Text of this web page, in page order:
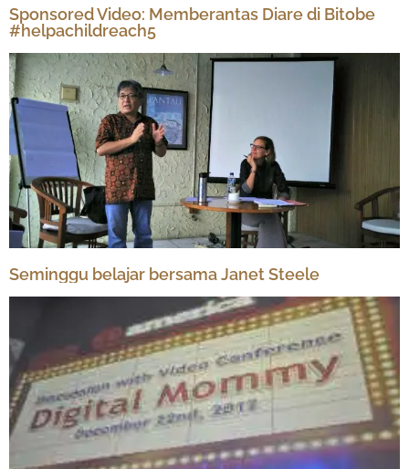
Sponsored Video: Memberantas Diare di Bitobe
#helpachildreach5
Seminggu belajar bersama Janet Steele